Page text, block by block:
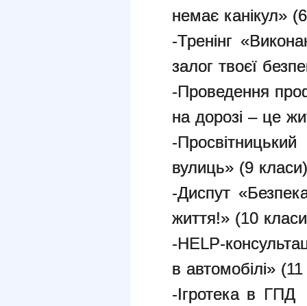
немає канікул»
-Тренінг
залог твоєї
-Проведення
на дорозі – це
-
вулиць» (9
-Диспут
життя!» (10
-HELP-
в автомобілі»
-Ігротека в ГПД